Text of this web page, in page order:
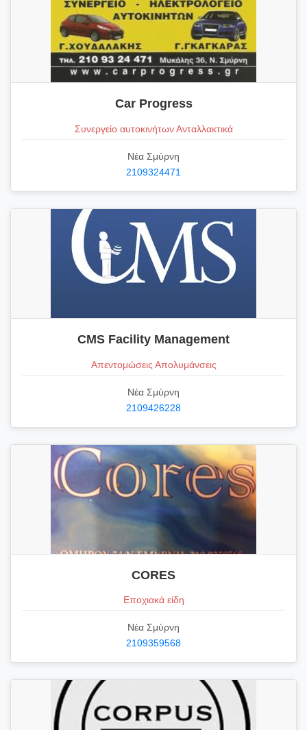
Car Progress
Συνεργείο αυτοκινήτων Ανταλλακτικά
Νέα Σμύρνη
2109324471
CMS Facility Management
Απεντομώσεις Απολυμάνσεις
Νέα Σμύρνη
2109426228
CORES
Εποχιακά είδη
Νέα Σμύρνη
2109359568